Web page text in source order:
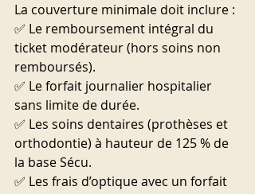
La couverture minimale doit inclure :
✅ Le remboursement intégral du
ticket modérateur (hors soins non
remboursés).
✅ Le forfait journalier hospitalier
sans limite de durée.
✅ Les soins dentaires (prothèses et
orthodontie) à hauteur de 125 % de
la base Sécu.
✅ Les frais d’optique avec un forfait